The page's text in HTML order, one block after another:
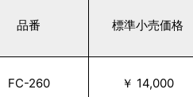
品番
FC-260
標準小売価格
￥ 14,000